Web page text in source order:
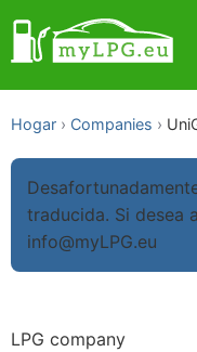
Hogar Companies
traducida. Si desea
info@myLPG.eu
LPG company